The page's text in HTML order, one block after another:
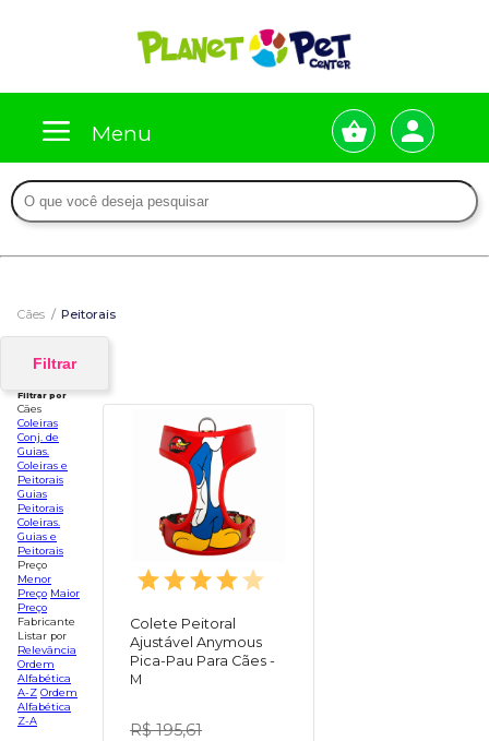
Menu
Cães Peitorais
Filtrar
Filtrar por
Cães
Coleiras
Conj. de
Guias.
Coleiras e
Peitorais
Guias
Peitorais
Coleiras.
Guias e
Peitorais
Preço
Menor
Preço Maior
Preço
Fabricante
Listar por
Relevância
Ordem
Alfabética
A-Z Ordem
Alfabética
Z-A
Colete Peitoral
Ajustável Anymous
Pica-Pau Para Cães -
M
R$ 195,61